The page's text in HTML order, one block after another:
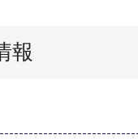
報